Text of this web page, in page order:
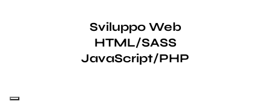
Sviluppo Web
HTML/SASS
JavaScript/PHP